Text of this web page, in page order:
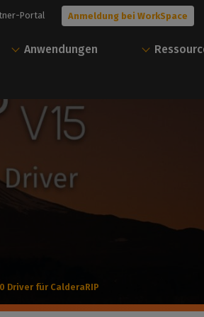
Sie
uns in Verbindung,
unseren Experten zu
kostenlose
Anwendungen
Caldera
Unsere Experten helfen Ihnen bei der
Auswahl der besten Lösung für Ihre
nur einem Konto
Über unser Benutzerportal können Sie
Ressourcen herunterladen und Ihre
Caldera Lösungen verwalten.
Portal Anmeldung bei WorkSpace
Driver für CalderaRIP